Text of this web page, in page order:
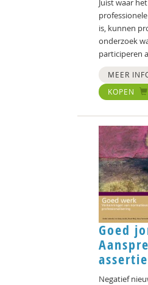
is, kunnen
onderzoek
participeren
MEER
KOPEN
Goed
Negatief